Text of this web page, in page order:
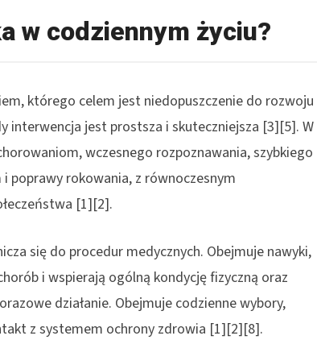
w codziennym życiu?
którego celem jest niedopuszczenie do rozwoju
interwencja jest prostsza i skuteczniejsza [3][5]. W
wczesnego rozpoznawania, szybkiego
poprawy rokowania, z równoczesnym
[1][2].
się do procedur medycznych. Obejmuje nawyki,
i wspierają ogólną kondycję fizyczną oraz
działanie. Obejmuje codzienne wybory,
z systemem ochrony zdrowia [1][2][8].